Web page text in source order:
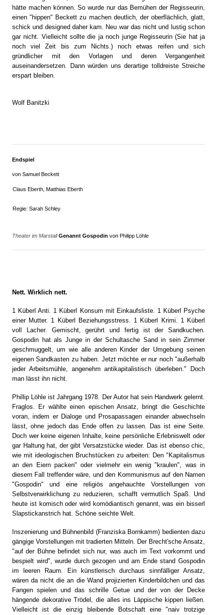
hätte machen können. So wurde nur das Bemühen der Regisseurin,
einen "hippen" Beckett zu machen deutlich, der oberflächlich, glatt,
schick und designed daher kam. Neu war das nicht und lustig schon
gar nicht. Vielleicht sollte die ja noch junge Regisseurin (Sie hat ja
noch viel Zeit bis zum Nichts.) noch etwas reifen und sich
gründlicher mit den Vorlagen und deren Vergangenheit
auseinandersetzen. Dann würden uns derartige tolldreiste Streiche
erspart bleiben.
Wolf Banitzki
Endspiel
von Samuel Beckett
Claus Eberth, Matthias Eberth
Regie: Sarah Schley
Theater im MarstallGenannt Gospodin von Philipp Löhle
Nett. Wirklich nett.
1 Küberl Anti. 1 Küberl Konsum mit Einkaufsliste. 1 Küberl Psyche
einer Mutter. 1 Küberl Beziehungsstress. 1 Küberl Krimi. 1 Küberl
voll Lacher. Gemischt, gerührt und fertig ist der Sandkuchen.
Gospodin hat als Junge in der Schultasche Sand in sein Zimmer
geschmuggelt, um wie alle anderen Kinder der Umgebung seinen
eigenen Sandkasten zu haben. Jetzt möchte er nur noch "außerhalb
jeder Arbeitsmühle, angenehm antikapitalistisch überleben." Doch
man lässt ihn nicht.
Phillip Löhle ist Jahrgang 1978. Der Autor hat sein Handwerk gelernt.
Fraglos. Er wählte einen epischen Ansatz, bringt die Geschichte
voran, indem er Dialoge und Prosapassagen einander abwechseln
lässt, ohne jedoch das Ende offen zu lassen. Das ist eine Seite.
Doch wer keine eigenen Inhalte, keine persönliche Erlebniswelt oder
gar Haltung hat, der gibt Versatzstücke wieder. Das ist ebenso chic,
wie mit ideologischen Bruchstücken zu arbeiten: Den "Kapitalismus
an den Eiern packen" oder vielmehr ein wenig "kraulen", was in
diesem Fall treffender wäre, und den Kommunismus auf den Namen
"Gospodin" und eine religiös angehauchte Vorstellungen von
Selbstverwirklichung zu reduzieren, schafft vermutlich Spaß. Und
heute ist komisch oder wird komödiantisch genannt, was ein bisserl
Slapstickanstrich hat. Schöne seichte Welt.
Inszenierung und Bühnenbild (Franziska Bornkamm) bedienten dazu
gängige Vorstellungen mit tradierten Mitteln. Der Brecht'sche Ansatz,
"auf der Bühne befindet sich nur, was auch im Text vorkommt und
bespielt wird", wurde durch gezogen und am Ende stand Gospodin
im leeren Raum. Ein künstlerisch durchaus sinnfälliger Ansatz,
wären da nicht die an die Wand projizierten Kinderbildchen und das
Fangen spielen und das schrille Getue und der von der Decke
hängende dekorative Trödel, die alles ins Läppische kippen ließen.
Vielleicht ist die einzig bleibende Botschaft eine "naiv trotzige